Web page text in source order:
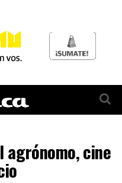
agrónomo, cine